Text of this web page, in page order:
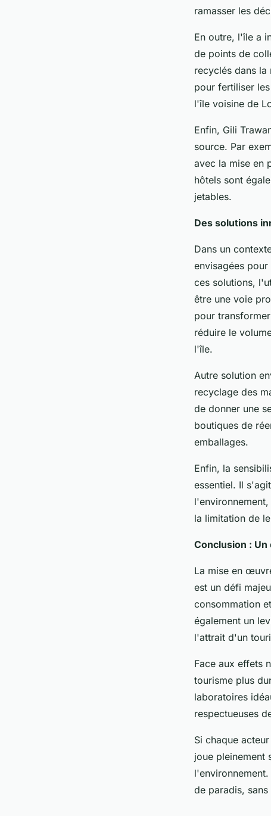
ramasser les
En outre, l'île a
de points de
recyclés dans la
pour fertiliser
l'île voisine de
Enfin, Gili
source. Par
avec la mise en
hôtels sont
jetables.
Des solutions
Dans un
envisagées
ces solutions,
être une voie
pour
réduire le
l'île.
Autre solution
recyclage des
de donner une
boutiques de
emballages.
Enfin, la
essentiel. Il
la limitation de
Conclusion :
La mise en
est un défi
consommation
également un
l'attrait d'un
Face aux effets
tourisme plus
laboratoires
respectueuses
Si chaque
joue pleinement
de paradis,